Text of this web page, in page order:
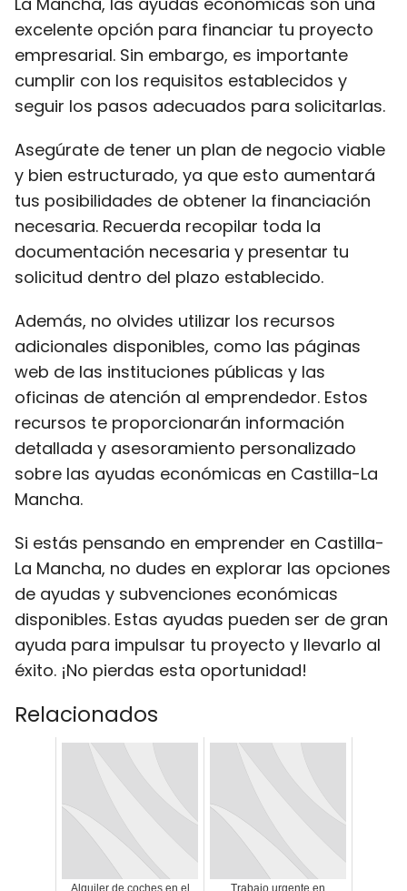
excelente opción para financiar tu proyecto
empresarial. Sin embargo, es importante
cumplir con los requisitos establecidos y
seguir los pasos adecuados para solicitarlas.
Asegúrate de tener un plan de negocio viable
y bien estructurado, ya que esto aumentará
tus posibilidades de obtener la financiación
necesaria. Recuerda recopilar toda la
documentación necesaria y presentar tu
solicitud dentro del plazo establecido.
Además, no olvides utilizar los recursos
adicionales disponibles, como las páginas
web de las instituciones públicas y las
oficinas de atención al emprendedor. Estos
recursos te proporcionarán información
detallada y asesoramiento personalizado
sobre las ayudas económicas en Castilla-La
Mancha.
Si estás pensando en emprender en Castilla-
La Mancha, no dudes en explorar las opciones
de ayudas y subvenciones económicas
disponibles. Estas ayudas pueden ser de gran
ayuda para impulsar tu proyecto y llevarlo al
éxito. ¡No pierdas esta oportunidad!
Relacionados
Alquiler de coches en el
Trabajo urgente en